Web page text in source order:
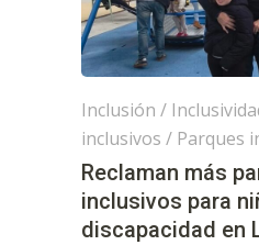
Inclusión /
inclusivos / Parques
Reclaman más
inclusivos para
discapacidad en